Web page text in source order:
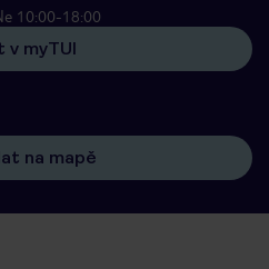
10:00-18:00
v myTUI
na mapě